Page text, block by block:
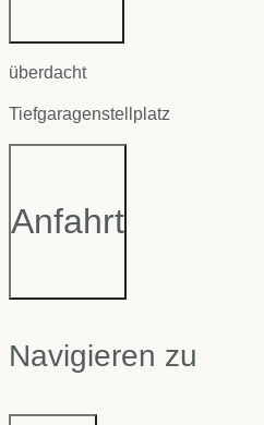
überdacht
Tiefgaragenstellplatz
Anfahrt
Navigieren zu